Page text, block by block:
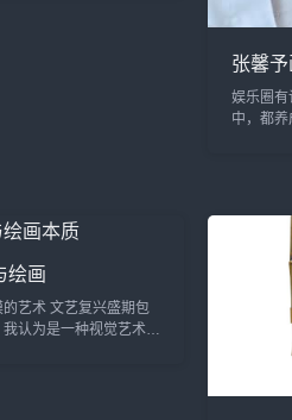
张馨
娱乐圈有
中，都
绘画
兴盛期包
认为是一种视觉艺术，